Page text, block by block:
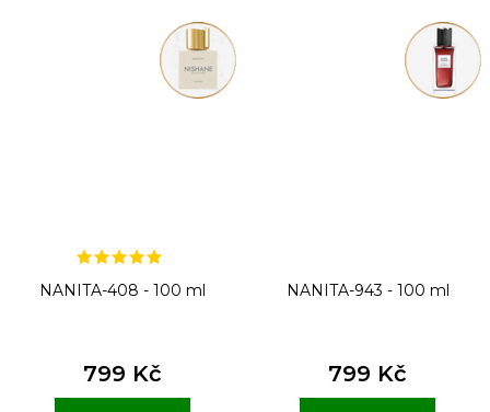
NANITA-408 - 100 ml
799 Kč
NANITA-943 - 100 ml
799 Kč